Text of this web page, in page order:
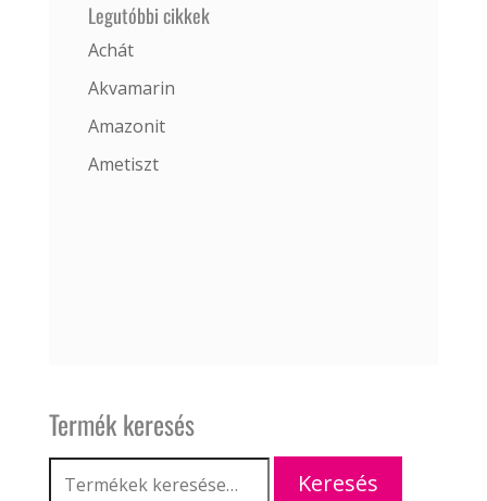
Legutóbbi cikkek
Achát
Akvamarin
Amazonit
Ametiszt
Termék keresés
Keresés
Keresés